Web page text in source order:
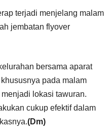
terjadi menjelang malam
jembatan flyover
bersama aparat
pada malam
lokasi tawuran.
cukup efektif dalam
(Dm)